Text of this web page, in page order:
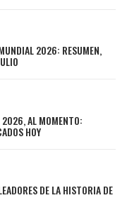
2026: RESUMEN,
2026, AL MOMENTO:
HOY
DE LA HISTORIA DE